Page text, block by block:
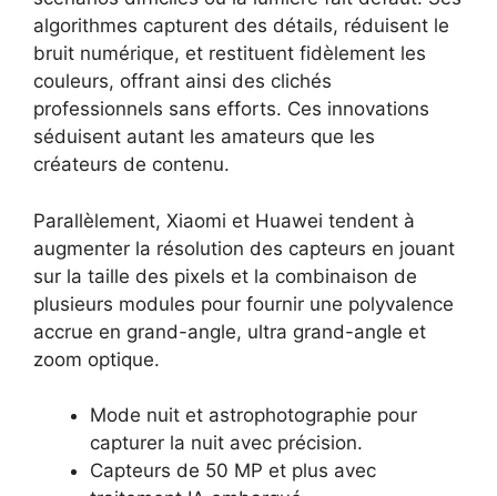
algorithmes capturent des détails, réduisent le
bruit numérique, et restituent fidèlement les
couleurs, offrant ainsi des clichés
professionnels sans efforts. Ces innovations
séduisent autant les amateurs que les
créateurs de contenu.
Parallèlement, Xiaomi et Huawei tendent à
augmenter la résolution des capteurs en jouant
sur la taille des pixels et la combinaison de
plusieurs modules pour fournir une polyvalence
accrue en grand-angle, ultra grand-angle et
zoom optique.
Mode nuit et astrophotographie pour
capturer la nuit avec précision.
Capteurs de 50 MP et plus avec